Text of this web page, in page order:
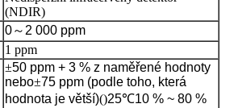
(NDIR)
0～ 2 000 ppm
1 ppm
±50 ppm + 3 % z naměřené hodnoty
nebo±75 ppm (podle toho, která
hodnota je větší)()25℃10 % ~ 80 %